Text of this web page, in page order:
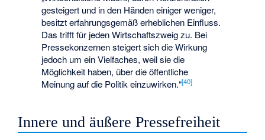
gesteigert und in den Händen einiger weniger,
besitzt erfahrungsgemäß erheblichen Einfluss.
Das trifft für jeden Wirtschaftszweig zu. Bei
Pressekonzernen steigert sich die Wirkung
jedoch um ein Vielfaches, weil sie die
Möglichkeit haben, über die öffentliche
Meinung auf die Politik einzuwirken.“[40]
Innere und äußere Pressefreiheit